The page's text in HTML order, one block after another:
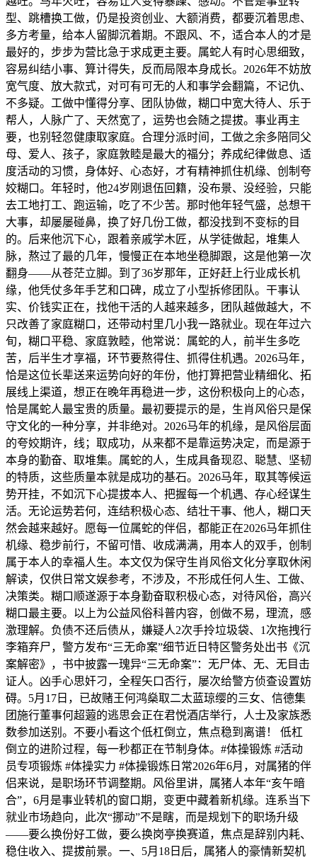
型、跳槽换工做，仍是投资创业、大额消费，都要沉着思虑、
多方考量，给本人留脚沉着期。不跟风、不，适合本人的才是
最好的，步步为营比急于求成更主要。属蛇人有时心思细致，
容易纠结小事、算计得失，反而局限本身成长。2026年不妨放
宽气度、放大款式，对可有可无的人和事学会翻篇，不记仇、
不多疑。工做中懂得分享、团队协做，糊口中宽大待人、乐于
帮人，人脉广了、天然宽了，运势也会随之提拔。事业再主
要，也别轻忽健康取家庭。合理分派时间，工做之余多陪同父
母、爱人、孩子，家庭敦睦是最大的福分；养成纪律做息、适
度活动的习惯，身体好、心态好，才有精神抓住机缘、创制夸
姣糊口。年轻时，他24岁刚退伍回籍，没布景、没经验，只能
去工地打工、跑运输，吃了不少苦。那时他年轻气盛，总想干
大事，却屡屡碰鼻，换了好几份工做，都没找到不变标的目
的。后来他沉下心，跟着亲戚学木匠，从学徒做起，堆集人
脉，熬过了最的几年，慢慢正在本地坐稳脚跟，这是他第一次
翻身——从苍茫立脚。到了36岁那年，正好赶上行业成长机
缘，他凭仗多年手艺和口碑，成立了小型拆修团队。干事认
实、价钱实正在，找他干活的人越来越多，团队越做越大，不
只改善了家庭糊口，还带动村里几小我一路就业。现在年过六
旬，糊口平稳、家庭敦睦，他常说：属蛇的人，前半生多吃
苦，后半生才享福，环节要熬得住、抓得住机遇。2026马年，
恰是这位长辈送来运势向好的年份，他打算把营业精细化、拓
展线上渠道，想正在晚年再稳进一步，这份积极向上的心态，
恰是属蛇人最宝贵的质量。最初要提示的是，生肖风俗只是保
守文化的一种分享，并非绝对。2026马年的机缘，是风俗层面
的夸姣期许，线；取成功，从来都不是靠运势决定，而是源于
本身的勤奋、取堆集。属蛇的人，生成具备现忍、聪慧、坚韧
的特质，这些质量本就是成功的基石。2026马年，取其等候运
势开挂，不如沉下心提拔本人、把握每一个机遇、存心经谋生
活。无论运势若何，连结积极心态、结壮干事、他人，糊口天
然会越来越好。愿每一位属蛇的伴侣，都能正在2026马年抓住
机缘、稳步前行，不留可惜、收成满满，用本人的双手，创制
属于本人的幸福人生。本文仅为保守生肖风俗文化分享取休闲
解读，仅供日常文娱参考，不涉及，不形成任何人生、工做、
决策类。糊口顺遂源于本身勤奋取积极心态，对待风俗，高兴
糊口最主要。以上为公益风俗科普内容，创做不易，理流，感
激理解。负债不还后债从，嫌疑人2次手拎垃圾袋、1次拖拽行
李箱弃尸，警方发布“三无命案”细节近日特区警务处出书《沉
案解密》，书中披露一瑰异“三无命案”：无尸体、无、无目击
证人。凶手心思奸刁，全程矢口否行，屡次给警方侦查设置妨
碍。5月17日，已故赌王何鸿燊取二太蓝琼缨的三女、信德集
团施行董事何超蕸的逃思会正在君悦酒店举行，人士及家族悉
数参加送别。不要小看这个低杠倒立，焦点稳到离谱！ 低杠
倒立的进阶过程，每一秒都正在节制身体。#体操锻炼 #活动
员专项锻炼 #体操实力 #体操锻炼日常2026年6月，对属猪的伴
侣来说，是职场环节调整期。风俗里讲，属猪人本年“亥午暗
合”，6月是事业转机的窗口期，变更中藏着新机缘。连系当下
就业市场趋向，此次“挪动”不是瞎，而是规划下的职场升级
——要么换份好工做，要么换岗亭换赛道，焦点是辞别内耗、
稳住收入、提拔前景。一、5月18日后，属猪人的豪情新契机